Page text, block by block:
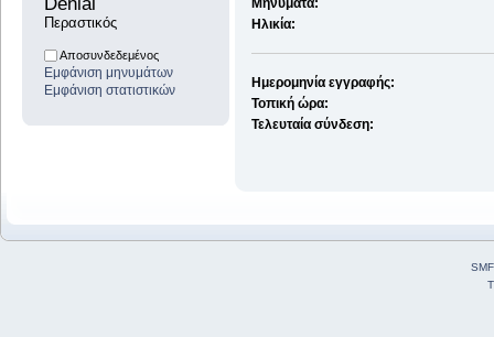
Περαστικός
Αποσυνδεδεμένος
Εμφάνιση μηνυμάτων
Εμφάνιση στατιστικών
Μηνύματα:
Ηλικία:
Ημερομηνία εγγραφής:
Τοπική ώρα:
Τελευταία σύνδεση: